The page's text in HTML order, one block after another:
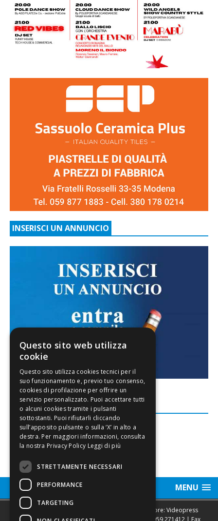
INSERISCI UN ANNUNCIO
FACEBOOK
MENU
Sede legale, Redazione, pubblicità e annunci Editore: Videopress
Modena S.r.l. via Emilia Est, 402/6 - Modena | Tel.
059 271412 | Fax
Questo sito web utilizza
cookie
Leggi di più
STRETTAMENTE NECESSARI
PERFORMANCE
TARGETING